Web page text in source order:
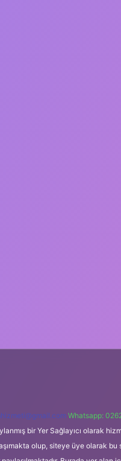
Whatsapp:
bir Yer Sağlayıcı olarak
olup, siteye üye olarak